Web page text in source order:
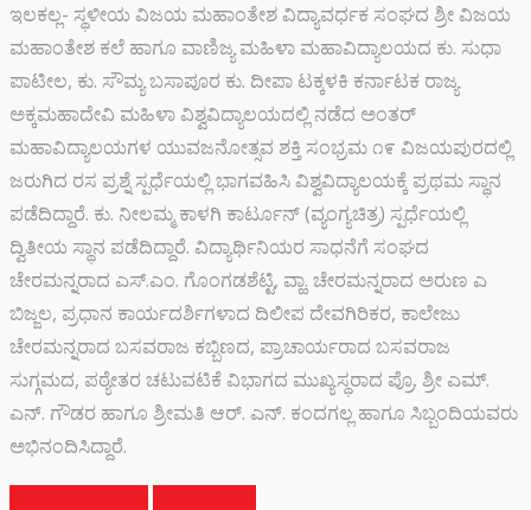
ಇಲಕಲ್ಲ- ಸ್ಥಳೀಯ ವಿಜಯ ಮಹಾಂತೇಶ ವಿದ್ಯಾವರ್ಧಕ ಸಂಘದ ಶ್ರೀ ವಿಜಯ
ಮಹಾಂತೇಶ ಕಲೆ ಹಾಗೂ ವಾಣಿಜ್ಯ ಮಹಿಳಾ ಮಹಾವಿದ್ಯಾಲಯದ ಕು. ಸುಧಾ
ಪಾಟೀಲ, ಕು. ಸೌಮ್ಯ ಬಸಾಪೂರ ಕು. ದೀಪಾ ಟಕ್ಕಳಕಿ ಕರ್ನಾಟಕ ರಾಜ್ಯ
ಅಕ್ಕಮಹಾದೇವಿ ಮಹಿಳಾ ವಿಶ್ವವಿದ್ಯಾಲಯದಲ್ಲಿ ನಡೆದ ಅಂತರ್
ಮಹಾವಿದ್ಯಾಲಯಗಳ ಯುವಜನೋತ್ಸವ ಶಕ್ತಿ ಸಂಭ್ರಮ ೧೯ ವಿಜಯಪುರದಲ್ಲಿ
ಜರುಗಿದ ರಸ ಪ್ರಶ್ನೆ ಸ್ಪರ್ಧೆಯಲ್ಲಿ ಭಾಗವಹಿಸಿ ವಿಶ್ವವಿದ್ಯಾಲಯಕ್ಕೆ ಪ್ರಥಮ ಸ್ಥಾನ
ಪಡೆದಿದ್ದಾರೆ. ಕು. ನೀಲಮ್ಮ ಕಾಳಗಿ ಕಾರ್ಟೂನ್ (ವ್ಯಂಗ್ಯಚಿತ್ರ) ಸ್ಪರ್ಧೆಯಲ್ಲಿ
ದ್ವಿತೀಯ ಸ್ಥಾನ ಪಡೆದಿದ್ದಾರೆ. ವಿದ್ಯಾರ್ಥಿನಿಯರ ಸಾಧನೆಗೆ ಸಂಘದ
ಚೇರಮನ್ನರಾದ ಎಸ್.ಎಂ. ಗೊಂಗಡಶೆಟ್ಟಿ, ವ್ಹಾ. ಚೇರಮನ್ನರಾದ ಅರುಣ ಎ
ಬಿಜ್ಜಲ, ಪ್ರಧಾನ ಕಾರ್ಯದರ್ಶಿಗಳಾದ ದಿಲೀಪ ದೇವಗಿರಿಕರ, ಕಾಲೇಜು
ಚೇರಮನ್ನರಾದ ಬಸವರಾಜ ಕಬ್ಬಿಣದ, ಪ್ರಾಚಾರ್ಯರಾದ ಬಸವರಾಜ
ಸುಗ್ಗಮದ, ಪಠ್ಯೇತರ ಚಟುವಟಿಕೆ ವಿಭಾಗದ ಮುಖ್ಯಸ್ಥರಾದ ಪ್ರೊ. ಶ್ರೀ ಎಮ್.
ಎನ್. ಗೌಡರ ಹಾಗೂ ಶ್ರೀಮತಿ ಆರ್. ಎನ್. ಕಂದಗಲ್ಲ ಹಾಗೂ ಸಿಬ್ಬಂದಿಯವರು
ಅಭಿನಂದಿಸಿದ್ದಾರೆ.